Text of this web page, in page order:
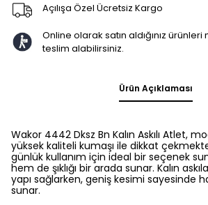
Açılışa Özel Ücretsiz Kargo
Online olarak satın aldığınız
teslim alabilirsiniz.
Ürün Açıklaması
Wakor 4442 Dksz Bn Kalın Askılı Atlet,
yüksek kaliteli kumaşı ile dikkat
günlük kullanım için ideal bir seçenek
hem de şıklığı bir arada sunar. Kalın
yapı sağlarken, geniş kesimi sayesinde
sunar.